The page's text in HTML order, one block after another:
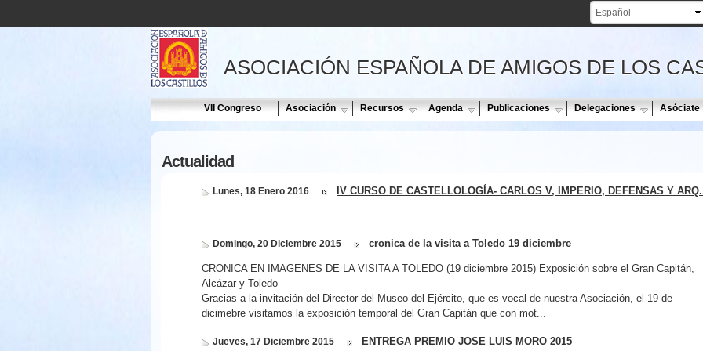
ASOCIACIÓN ESPAÑOLA DE AMIGOS DE LOS
Home VII Congreso Asociación Recursos Agenda Publicaciones Delegaciones Asóciate
Actualidad
Lunes, 18 Enero 2016 IV CURSO DE CASTELLOLOGÍA- CARLOS V, IMPERIO, DEFENSAS Y
...
Domingo, 20 Diciembre 2015 cronica de la visita a Toledo 19 diciembre
CRONICA EN IMAGENES DE LA VISITA A TOLEDO (19 diciembre 2015) Exposición sobre el Gran Capitán,
Alcázar y Toledo
Gracias a la invitación del Director del Museo del Ejército, que es vocal de nuestra Asociación, el 19 de
dicimebre visitamos la exposición temporal del Gran Capitán que con mot...
Jueves, 17 Diciembre 2015 ENTREGA PREMIO JOSE LUIS MORO 2015